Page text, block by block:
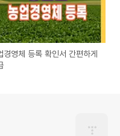
경영체 등록 확인서 간편하게